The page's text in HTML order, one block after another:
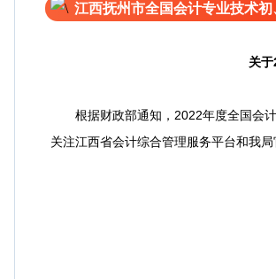
江西抚州市全国会计专业技术
关
根据财政部通知，2022年度全国会计
关注江西省会计综合管理服务平台和我局